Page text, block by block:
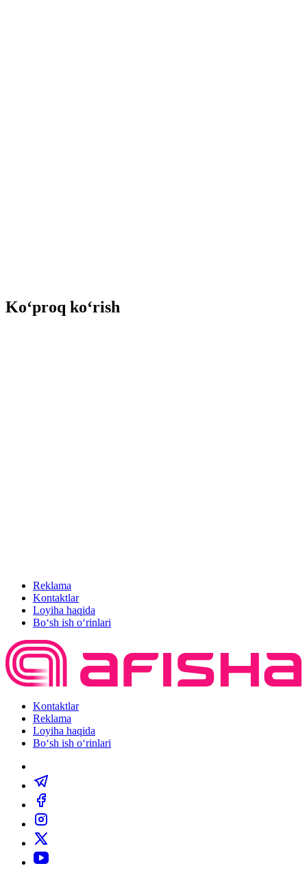
Ko‘proq ko‘rish
Reklama
Kontaktlar
Loyiha haqida
Bo‘sh ish o‘rinlari
Kontaktlar
Reklama
Loyiha haqida
Bo‘sh ish o‘rinlari